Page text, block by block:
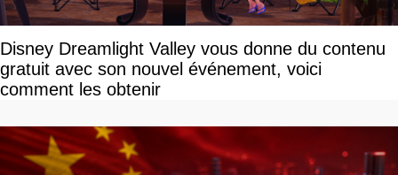
Disney Dreamlight Valley vous donne du contenu
gratuit avec son nouvel événement, voici
comment les obtenir